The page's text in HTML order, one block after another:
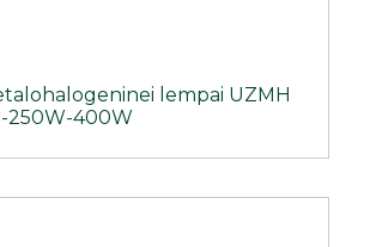
lempai UZMH
250W-400W